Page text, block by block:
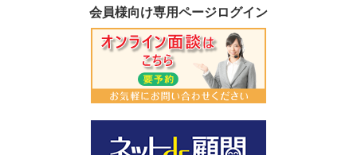
会員様向け専用ページログイン